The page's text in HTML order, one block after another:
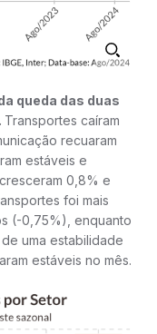
queda das duas
Transportes caíram
recuaram
estáveis e
0,8% e
foi mais
(-0,75%), enquanto
uma estabilidade
estáveis no mês.